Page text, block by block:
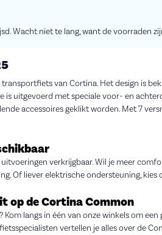
Wacht niet te lang, want de voorraden
van Cortina. Het design is
is uitgevoerd met speciale voor- en
accessoires geklikt worden. Met 7
verkrijgbaar. Wil je meer
Of liever elektrische ondersteuning,
op de Cortina Common
langs in één van onze winkels om
vertellen je alles over de